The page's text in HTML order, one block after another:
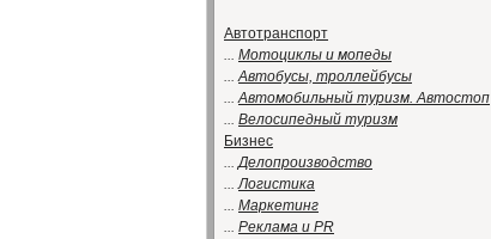
Автотранспорт
... Мотоциклы и мопеды
...Автобусы, троллейбусы
...Автомобильный туризм. Автостоп
... Велосипедный туризм
Бизнес
...Делопроизводство
...Логистика
... Маркетинг
... Реклама и PR